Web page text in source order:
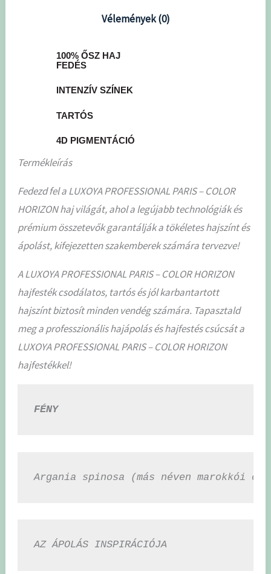
Vélemények (0)
100% ŐSZ HAJ
FEDÉS
INTENZÍV SZÍNEK
TARTÓS
4D PIGMENTÁCIÓ
Termékleírás
Fedezd fel a LUXOYA PROFESSIONAL PARIS – COLOR
HORIZON haj világát, ahol a legújabb technológiák és
prémium összetevők garantálják a tökéletes hajszínt és
ápolást, kifejezetten szakemberek számára tervezve!
A LUXOYA PROFESSIONAL PARIS – COLOR HORIZON
hajfesték csodálatos, tartós és jól karbantartott
hajszínt biztosít minden vendég számára. Tapasztald
meg a professzionális hajápolás és hajfestés csúcsát a
LUXOYA PROFESSIONAL PARIS – COLOR HORIZON
hajfestékkel!
FÉNY
Argania spinosa (más néven marokkói
AZ ÁPOLÁS INSPIRÁCIÓJA